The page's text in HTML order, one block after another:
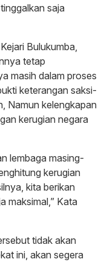
saja
Bulukumba,
tetap
masih dalam proses
keterangan saksi-
Namun kelengkapan
kerugian negara
lembaga masing-
kerugian
kita berikan
maksimal,” Kata
tidak akan
ini, akan segera